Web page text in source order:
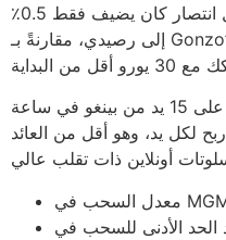
على 3 انتصارات متتالية، لكن كل انتصار كان يضيف فقط 0.5٪
إلى رصيدي، مقارنةً بـ Gonzo’s Quest التي يمكن أن تضاعف
المقارنة الواضحة: إذا ركزت على 15 يد من بينغو في ساعة
واحدة، ستحصل على متوسط 2.3 ربح لكل يد، وهو أقل من العائد